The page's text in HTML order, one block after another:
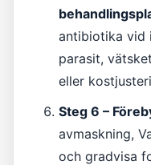
antibiotika vid
parasit,
eller
Steg 6 –
avmaskning,
och gradvisa